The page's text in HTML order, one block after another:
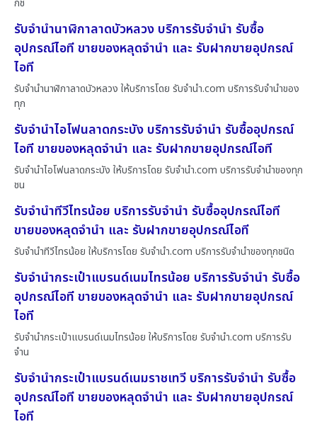
กช
รับจำนำนาฬิกาลาดบัวหลวง บริการรับจำนำ รับซื้อ
อุปกรณ์ไอที ขายของหลุดจำนำ และ รับฝากขายอุปกรณ์
ไอที
รับจำนำนาฬิกาลาดบัวหลวง ให้บริการโดย รับจํานํา.com บริการรับจำนำของ
ทุก
รับจำนำไอโฟนลาดกระบัง บริการรับจำนำ รับซื้ออุปกรณ์
ไอที ขายของหลุดจำนำ และ รับฝากขายอุปกรณ์ไอที
รับจำนำไอโฟนลาดกระบัง ให้บริการโดย รับจํานํา.com บริการรับจำนำของทุก
ชน
รับจำนำทีวีไทรน้อย บริการรับจำนำ รับซื้ออุปกรณ์ไอที
ขายของหลุดจำนำ และ รับฝากขายอุปกรณ์ไอที
รับจำนำทีวีไทรน้อย ให้บริการโดย รับจํานํา.com บริการรับจำนำของทุกชนิด
รับจำนำกระเป๋าแบรนด์เนมไทรน้อย บริการรับจำนำ รับซื้อ
อุปกรณ์ไอที ขายของหลุดจำนำ และ รับฝากขายอุปกรณ์
ไอที
รับจำนำกระเป๋าแบรนด์เนมไทรน้อย ให้บริการโดย รับจํานํา.com บริการรับ
จำน
รับจำนำกระเป๋าแบรนด์เนมราชเทวี บริการรับจำนำ รับซื้อ
อุปกรณ์ไอที ขายของหลุดจำนำ และ รับฝากขายอุปกรณ์
ไอที